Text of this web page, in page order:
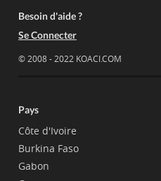
Besoin d'aide ?
Se Connecter
© 2008 - 2022 KOACI.COM
Pays
Côte d'Ivoire
Burkina Faso
Gabon